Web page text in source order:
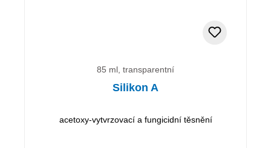
85 ml, transparentní
Silikon A
acetoxy-vytvrzovací a fungicidní těsnění